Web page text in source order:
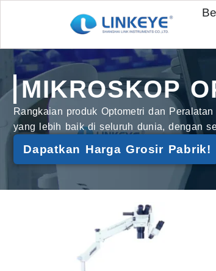
MIKROSKOP
Rangkaian produk Optometri dan
yang lebih baik di seluruh dunia, dengan
Dapatkan Harga Grosir Pabrik!